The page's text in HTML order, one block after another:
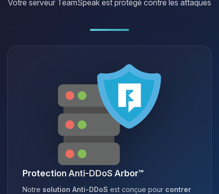
Votre serveur TeamSpeak est protégé contre les attaques
Protection Anti-DDoS Arbor™
Notre solution Anti-DDoS est conçue pour contrer